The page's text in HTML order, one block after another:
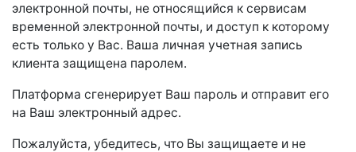
электронной почты, не относящийся к сервисам
временной электронной почты, и доступ к которому
есть только у Вас. Ваша личная учетная запись
клиента защищена паролем.
Платформа сгенерирует Ваш пароль и отправит его
на Ваш электронный адрес.
Пожалуйста, убедитесь, что Вы защищаете и не